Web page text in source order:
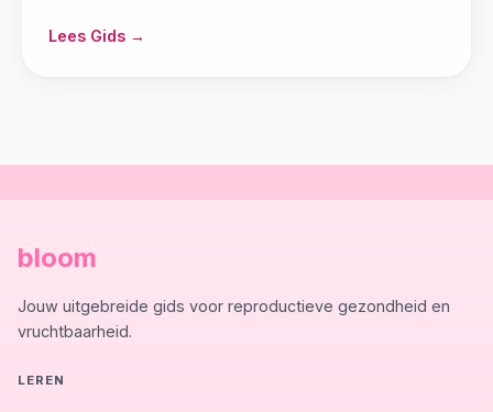
Lees Gids →
bloom
Jouw uitgebreide gids voor reproductieve gezondheid en
vruchtbaarheid.
LEREN